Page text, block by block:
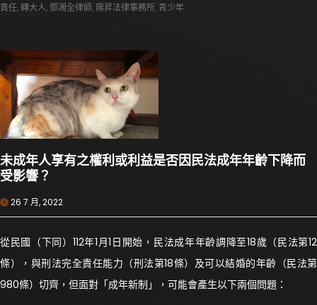
責任,轉大人, 鄧湘全律師, 陽昇法律事務所, 青少年
未成年人享有之權利或利益是否因民法成年年齡下降而
受影響？
26 7 月, 2022
從民國（下同）112年1月1日開始，民法成年年齡調降至18歲（民法第12
條），與刑法完全責任能力（刑法第18條）及可以結婚的年齡（民法第
980條）切齊，但面對「成年新制」，可能會產生以下兩個問題：